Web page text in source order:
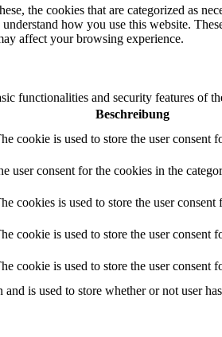
the cookies that are categorized as
how you use this website.
affect your browsing experience.
functionalities and security features of
Beschreibung
cookie is used to store the user consent
user consent for the cookies in the
cookies is used to store the user
cookie is used to store the user consent
cookie is used to store the user consent
is used to store whether or not user